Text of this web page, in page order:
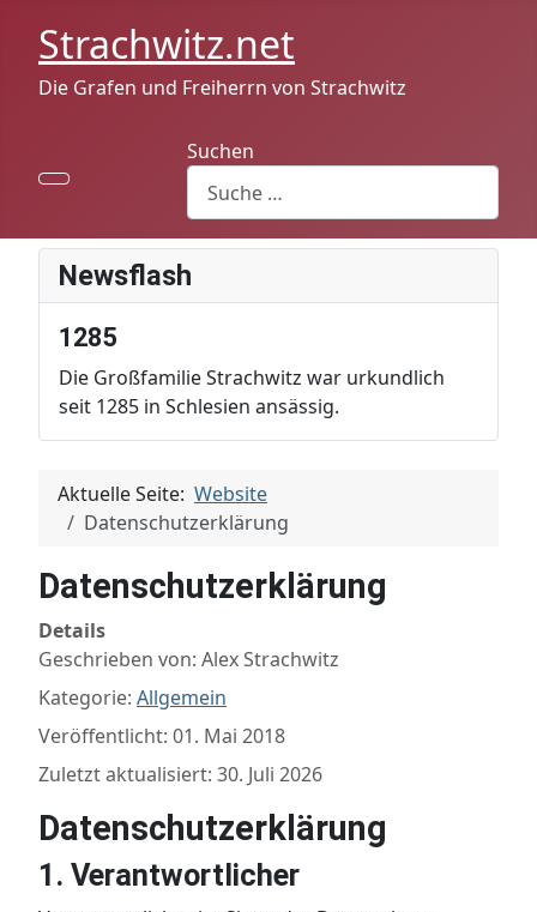
Strachwitz.net
Die Grafen und Freiherrn von Strachwitz
Suchen
Newsflash
1285
Die Großfamilie Strachwitz war urkundlich
seit 1285 in Schlesien ansässig.
Aktuelle Seite: Website
Datenschutzerklärung
Datenschutzerklärung
Details
Geschrieben von: Alex Strachwitz
Kategorie: Allgemein
Veröffentlicht: 01. Mai 2018
Zuletzt aktualisiert: 30. Juli 2026
Datenschutzerklärung
1. Verantwortlicher